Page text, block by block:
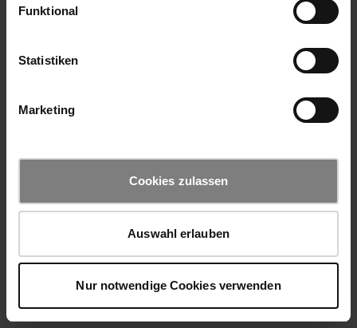
Funktional
Statistiken
Marketing
Cookies zulassen
Auswahl erlauben
Nur notwendige Cookies verwenden